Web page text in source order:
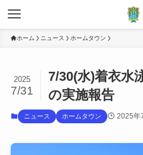
ホーム ニュース ホームタウン
7/30(水)着衣水
の実施報告
2025
7/31
ニュース ホームタウン 2025年